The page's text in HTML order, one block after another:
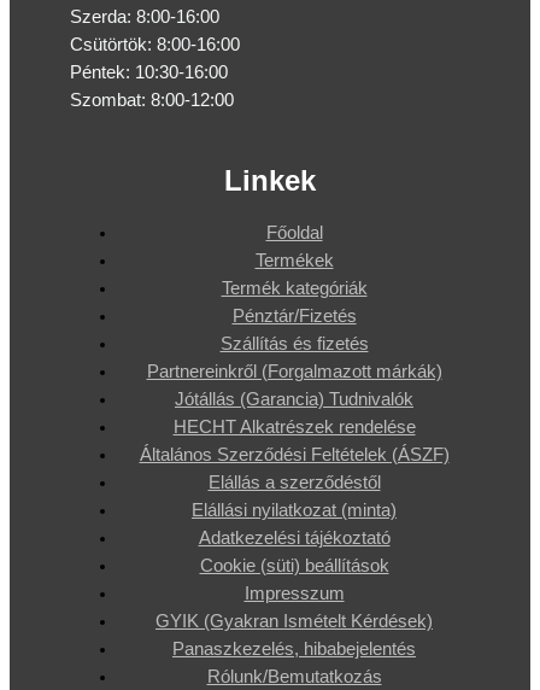
Szerda: 8:00-16:00
Csütörtök: 8:00-16:00
Péntek: 10:30-16:00
Szombat: 8:00-12:00
Linkek
Főoldal
Termékek
Termék kategóriák
Pénztár/Fizetés
Szállítás és fizetés
Partnereinkről (Forgalmazott márkák)
Jótállás (Garancia) Tudnivalók
HECHT Alkatrészek rendelése
Általános Szerződési Feltételek (ÁSZF)
Elállás a szerződéstől
Elállási nyilatkozat (minta)
Adatkezelési tájékoztató
Cookie (süti) beállítások
Impresszum
GYIK (Gyakran Ismételt Kérdések)
Panaszkezelés, hibabejelentés
Rólunk/Bemutatkozás